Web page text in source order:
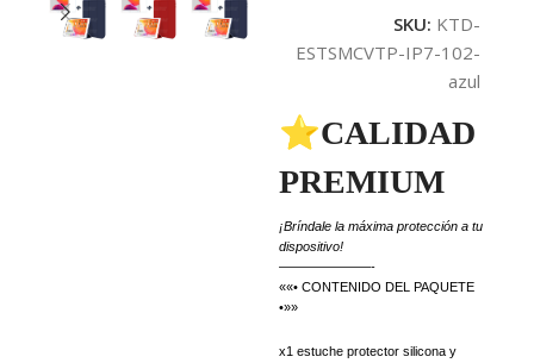
SKU: KTD-
ESTSMCVTP-IP7-102-
azul
⭐CALIDAD
PREMIUM
¡Bríndale la máxima protección a tu
dispositivo!
———————-
««• CONTENIDO DEL PAQUETE
•»»
x1 estuche protector silicona y